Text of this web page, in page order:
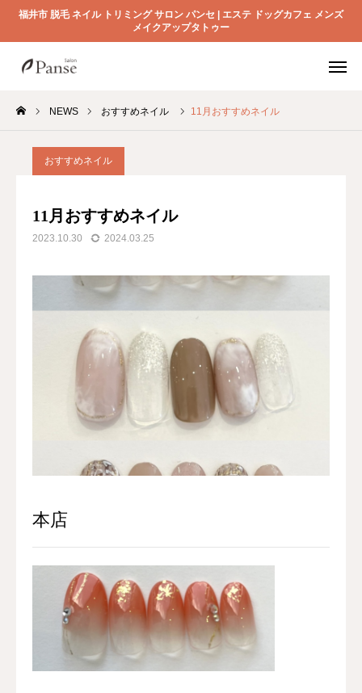
福井市 脱毛 ネイル トリミング サロン パンセ | エステ ドッグカフェ メンズ
メイクアップタトゥー
NEWS おすすめネイル 11月おすすめネイル
おすすめネイル
11月おすすめネイル
2023.10.30 2024.03.25
本店
メニュー
NEWS
STAFF
会員登録とは